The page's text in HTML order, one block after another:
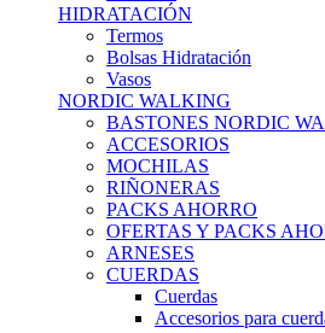
HIDRATACIÓN
Termos
Bolsas Hidratación
Vasos
NORDIC WALKING
BASTONES NORDIC
ACCESORIOS
MOCHILAS
RIÑONERAS
PACKS AHORRO
OFERTAS Y PACKS
ARNESES
CUERDAS
Cuerdas
Accesorios para